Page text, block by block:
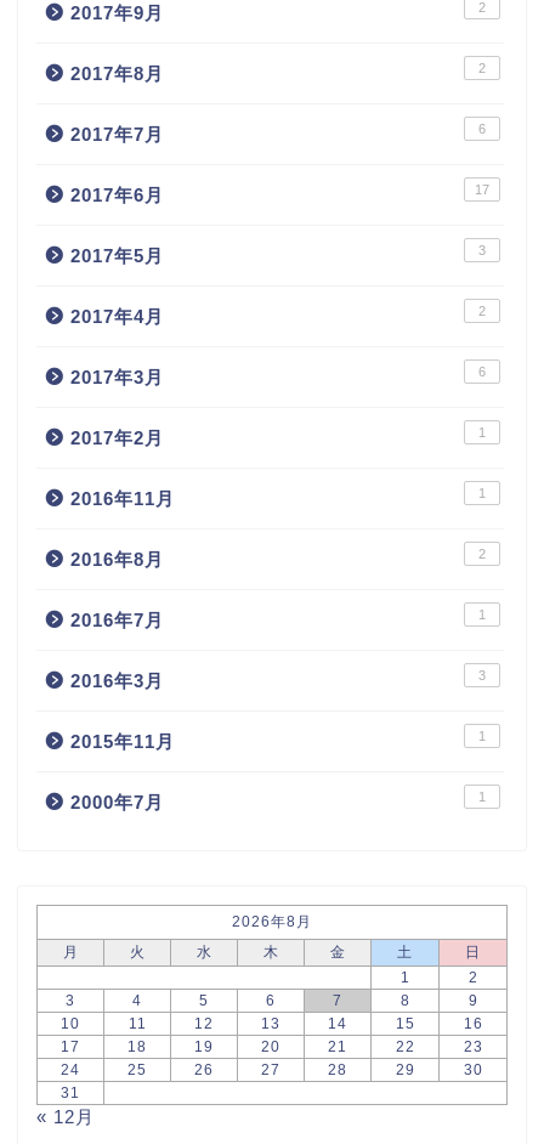
2017年9月 2
2017年8月 2
2017年7月 6
2017年6月 17
2017年5月 3
2017年4月 2
2017年3月 6
2017年2月 1
2016年11月 1
2016年8月 2
2016年7月 1
2016年3月 3
2015年11月 1
2000年7月 1
2026年8月
月
火 水 木 金 土
日
1
2
3
4 5 6 7 8
9
10
11 12 13 14 15
16
17
18 19 20 21 22
23
24
25 26 27 28 29
30
31
« 12月